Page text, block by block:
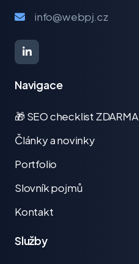
info@webpj.cz
Navigace
🎁 SEO checklist ZDARMA
Články a novinky
Portfolio
Slovník pojmů
Kontakt
Služby